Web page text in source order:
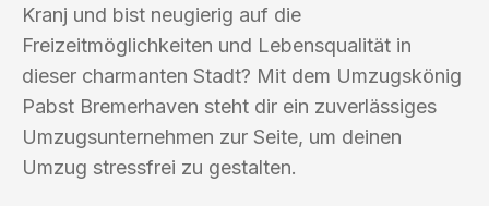
Kranj und bist neugierig auf die
Freizeitmöglichkeiten und Lebensqualität in
dieser charmanten Stadt? Mit dem Umzugskönig
Pabst Bremerhaven steht dir ein zuverlässiges
Umzugsunternehmen zur Seite, um deinen
Umzug stressfrei zu gestalten.